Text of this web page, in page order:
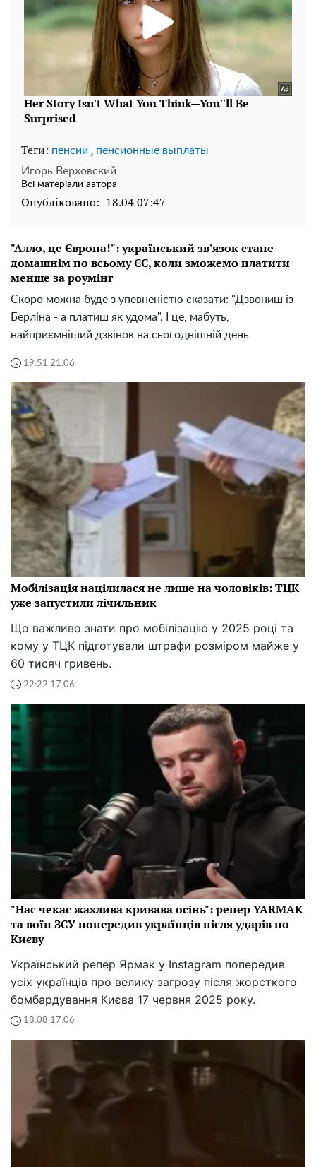
Теги: пенсии , пенсионные выплаты
Игорь Верховский
Всі матеріали автора
Опубліковано: 18.04 07:47
"Алло, це Європа!": український зв'язок стане
домашнім по всьому ЄС, коли зможемо платити
менше за роумінг
Скоро можна буде з упевненістю сказати: "Дзвониш із
Берліна - а платиш як удома". І це, мабуть,
найприємніший дзвінок на сьогоднішній день
19:51 21.06
Мобілізація націлилася не лише на чоловіків: ТЦК
уже запустили лічильник
Що важливо знати про мобілізацію у 2025 році та
кому у ТЦК підготували штрафи розміром майже у
60 тисяч гривень.
22:22 17.06
"Нас чекає жахлива кривава осінь": репер YARMAK
та воїн ЗСУ попередив українців після ударів по
Києву
Український репер Ярмак у Instagram попередив
усіх українців про велику загрозу після жорсткого
бомбардування Києва 17 червня 2025 року.
18:08 17.06